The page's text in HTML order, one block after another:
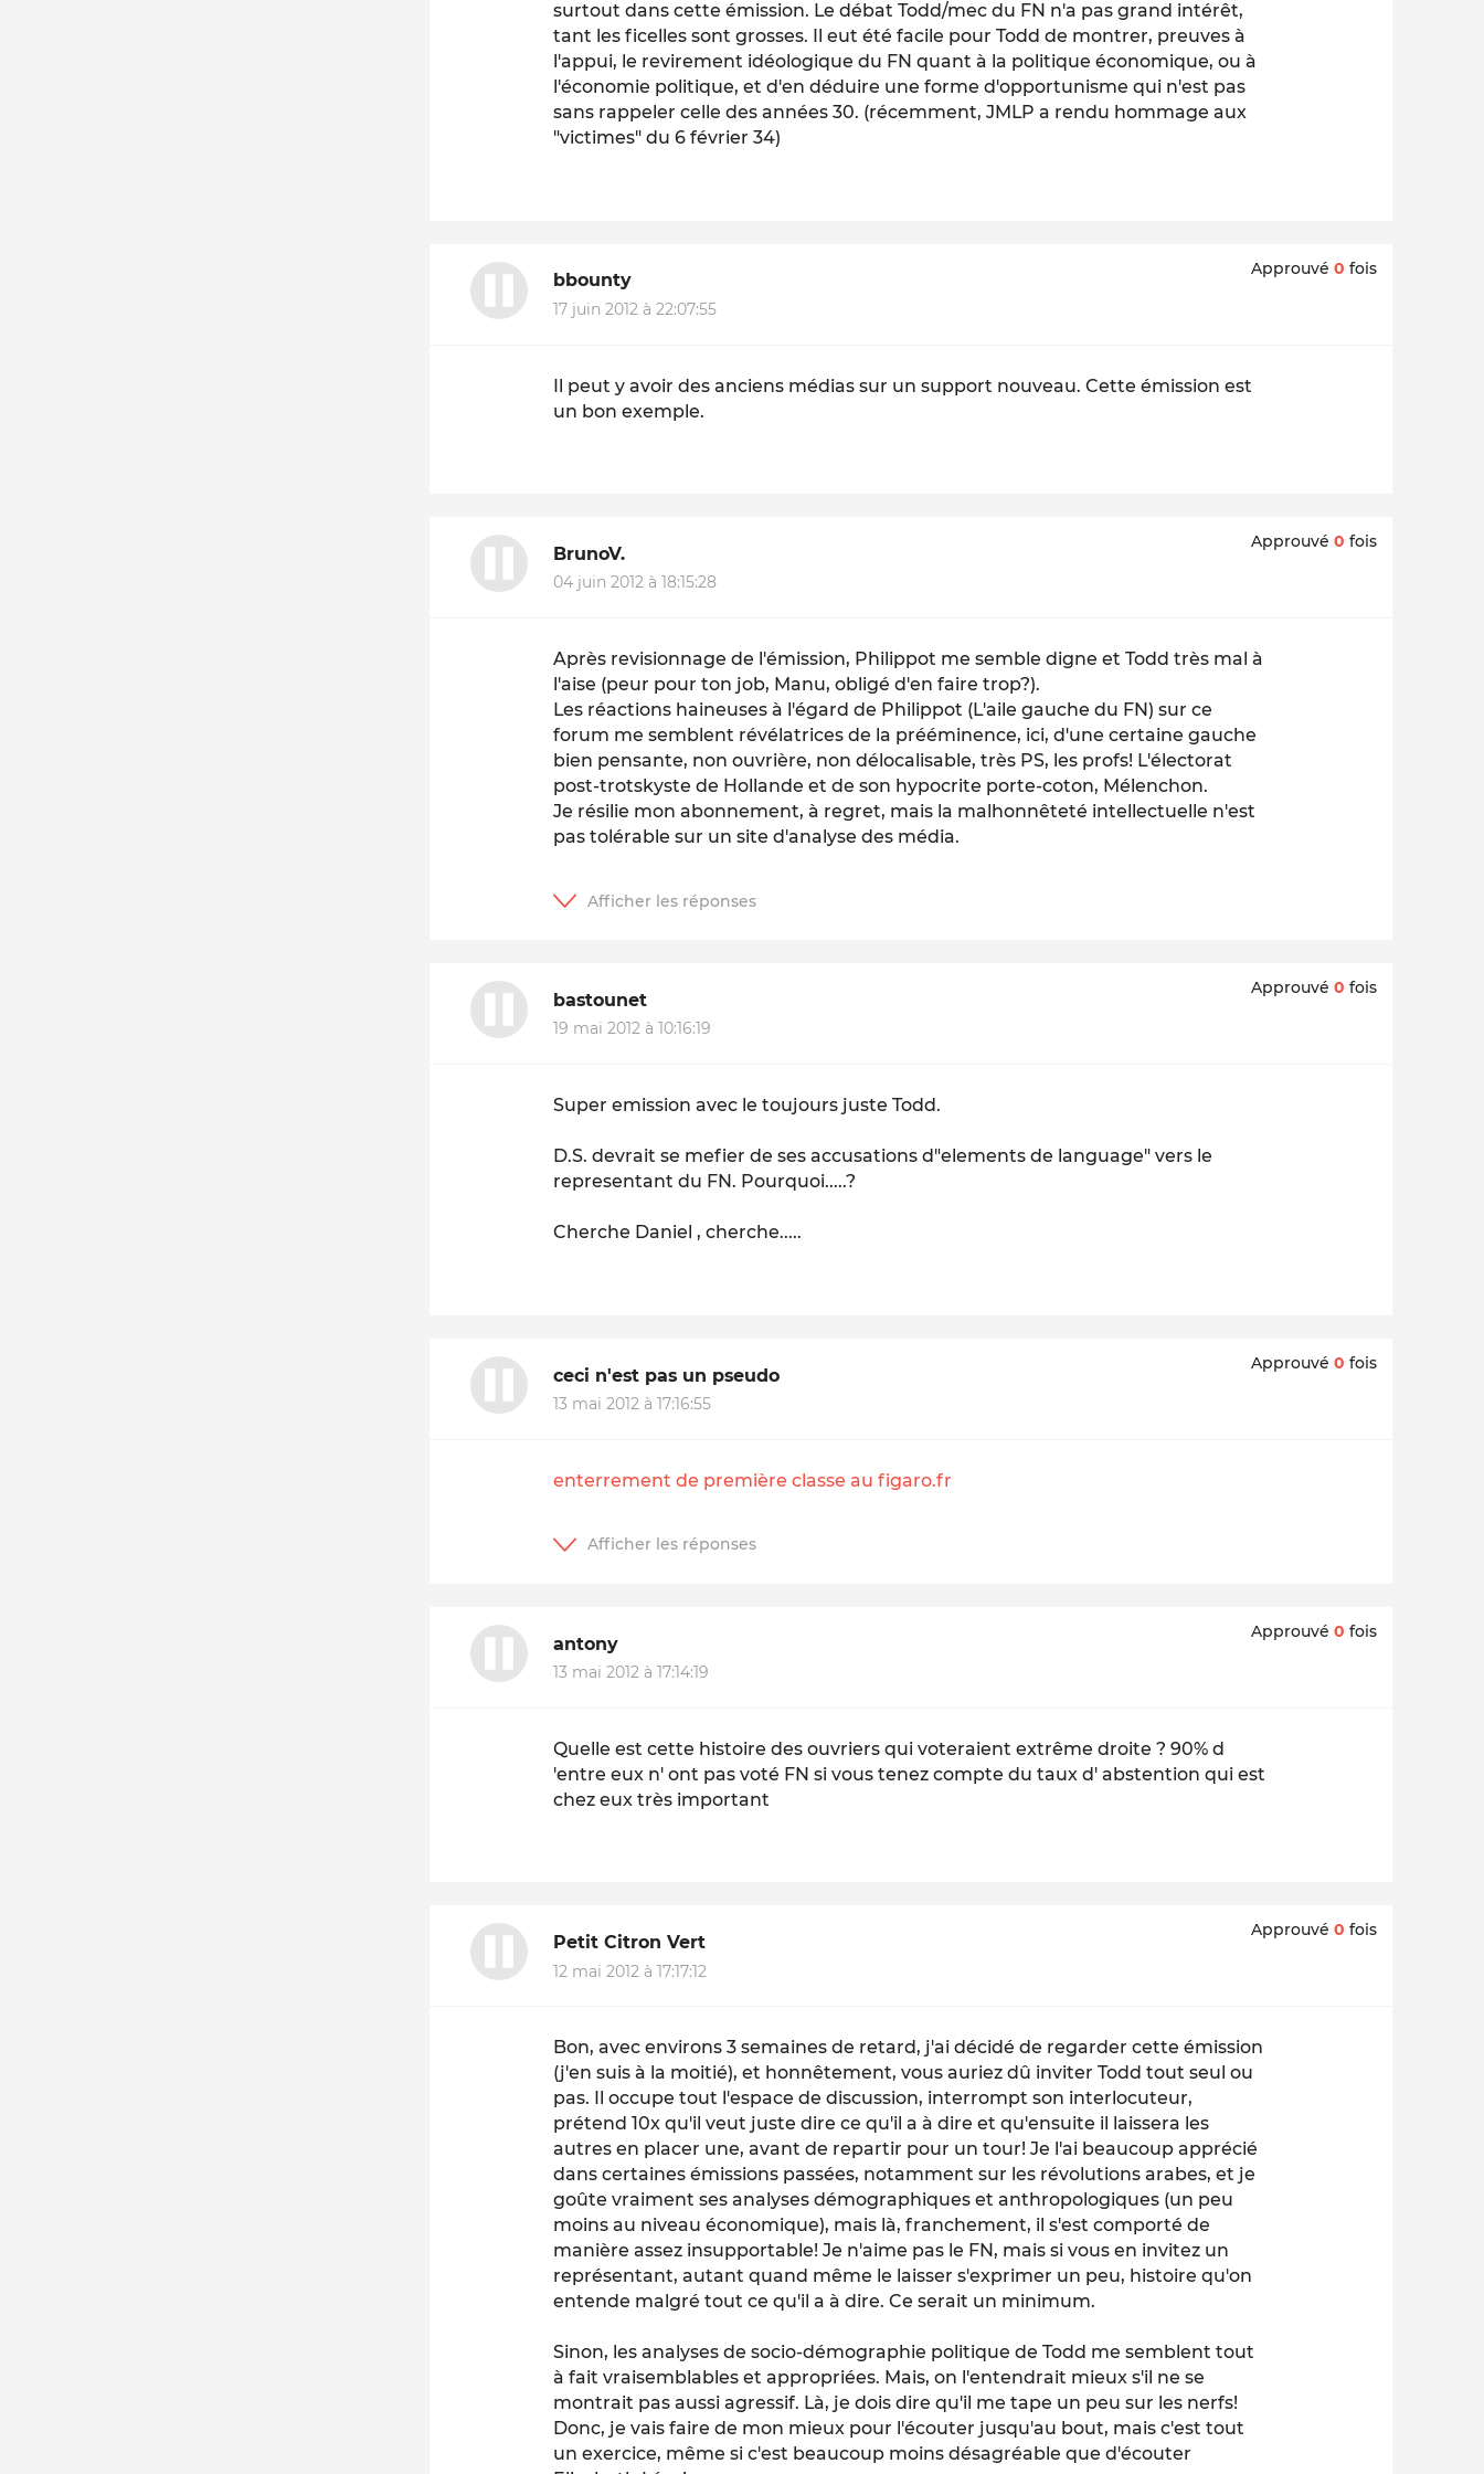
surtout dans cette émission. Le débat Todd/mec du FN n'a pas grand intérêt,
tant les ficelles sont grosses. Il eut été facile pour Todd de montrer, preuves à
l'appui, le revirement idéologique du FN quant à la politique économique, ou à
l'économie politique, et d'en déduire une forme d'opportunisme qui n'est pas
sans rappeler celle des années 30. (récemment, JMLP a rendu hommage aux
"victimes" du 6 février 34)
bbounty
17 juin 2012 à 22:07:55
Approuvé 0 fois
Il peut y avoir des anciens médias sur un support nouveau. Cette émission est
un bon exemple.
BrunoV.
04 juin 2012 à 18:15:28
Approuvé 0 fois
Après revisionnage de l'émission, Philippot me semble digne et Todd très mal à
l'aise (peur pour ton job, Manu, obligé d'en faire trop?).
Les réactions haineuses à l'égard de Philippot (L'aile gauche du FN) sur ce
forum me semblent révélatrices de la prééminence, ici, d'une certaine gauche
bien pensante, non ouvrière, non délocalisable, très PS, les profs! L'électorat
post-trotskyste de Hollande et de son hypocrite porte-coton, Mélenchon.
Je résilie mon abonnement, à regret, mais la malhonnêteté intellectuelle n'est
pas tolérable sur un site d'analyse des média.
bastounet
19 mai 2012 à 10:16:19
Approuvé 0 fois
Super emission avec le toujours juste Todd.
D.S. devrait se mefier de ses accusations d"elements de language" vers le
representant du FN. Pourquoi.....?
Cherche Daniel , cherche.....
ceci n'est pas un pseudo
13 mai 2012 à 17:16:55
Approuvé 0 fois
enterrement de première classe au figaro.fr
antony
13 mai 2012 à 17:14:19
Approuvé 0 fois
Quelle est cette histoire des ouvriers qui voteraient extrême droite ? 90% d
'entre eux n' ont pas voté FN si vous tenez compte du taux d' abstention qui est
chez eux très important
Petit Citron Vert
12 mai 2012 à 17:17:12
Approuvé 0 fois
Bon, avec environs 3 semaines de retard, j'ai décidé de regarder cette émission
(j'en suis à la moitié), et honnêtement, vous auriez dû inviter Todd tout seul ou
pas. Il occupe tout l'espace de discussion, interrompt son interlocuteur,
prétend 10x qu'il veut juste dire ce qu'il a à dire et qu'ensuite il laissera les
autres en placer une, avant de repartir pour un tour! Je l'ai beaucoup apprécié
dans certaines émissions passées, notamment sur les révolutions arabes, et je
goûte vraiment ses analyses démographiques et anthropologiques (un peu
moins au niveau économique), mais là, franchement, il s'est comporté de
manière assez insupportable! Je n'aime pas le FN, mais si vous en invitez un
représentant, autant quand même le laisser s'exprimer un peu, histoire qu'on
entende malgré tout ce qu'il a à dire. Ce serait un minimum.
Sinon, les analyses de socio-démographie politique de Todd me semblent tout
à fait vraisemblables et appropriées. Mais, on l'entendrait mieux s'il ne se
montrait pas aussi agressif. Là, je dois dire qu'il me tape un peu sur les nerfs!
Donc, je vais faire de mon mieux pour l'écouter jusqu'au bout, mais c'est tout
un exercice, même si c'est beaucoup moins désagréable que d'écouter